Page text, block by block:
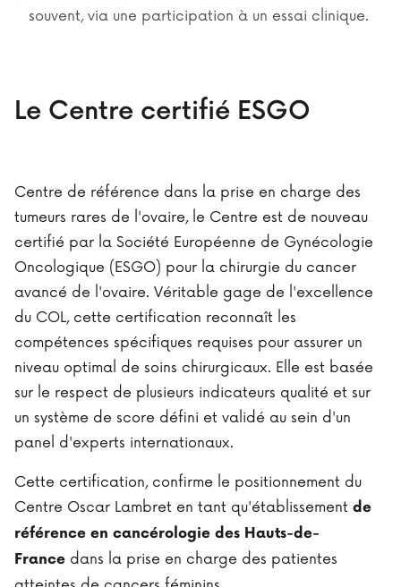
souvent, via une participation à un essai clinique.
Le Centre certifié ESGO
Centre de référence dans la prise en charge des
tumeurs rares de l'ovaire, le Centre est de nouveau
certifié par la Société Européenne de Gynécologie
Oncologique (ESGO) pour la chirurgie du cancer
avancé de l'ovaire. Véritable gage de l'excellence
du COL, cette certification reconnaît les
compétences spécifiques requises pour assurer un
niveau optimal de soins chirurgicaux. Elle est basée
sur le respect de plusieurs indicateurs qualité et sur
un système de score défini et validé au sein d'un
panel d'experts internationaux.
Cette certification, confirme le positionnement du
Centre Oscar Lambret en tant qu'établissement de
référence en cancérologie des Hauts-de-
France dans la prise en charge des patientes